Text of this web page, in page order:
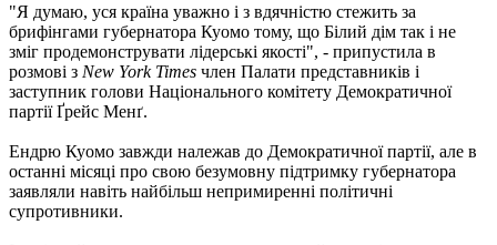
"Я думаю, уся країна уважно і з вдячністю стежить за
брифінгами губернатора Куомо тому, що Білий дім так і не
зміг продемонструвати лідерські якості", - припустила в
розмові з New York Times член Палати представників і
заступник голови Національного комітету Демократичної
партії Ґрейс Менґ.
Ендрю Куомо завжди належав до Демократичної партії, але в
останні місяці про свою безумовну підтримку губернатора
заявляли навіть найбільш непримиренні політичні
супротивники.